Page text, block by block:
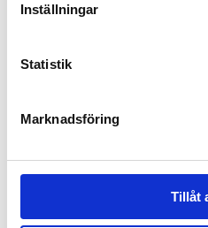
Inställningar
Statistik
Marknadsföring
Tillåt